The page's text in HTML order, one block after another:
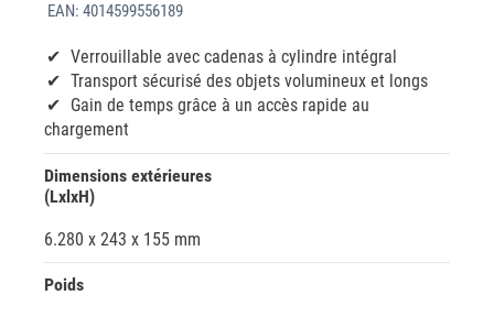
EAN: 4014599556189
Verrouillable avec cadenas à cylindre intégral
Transport sécurisé des objets volumineux et longs
Gain de temps grâce à un accès rapide au
chargement
Dimensions extérieures
(LxlxH)
6.280 x 243 x 155 mm
Poids